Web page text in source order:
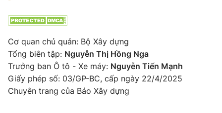
Cơ quan chủ quản: Bộ Xây dựng
Tổng biên tập: Nguyễn Thị Hồng Nga
Trưởng ban Ô tô - Xe máy: Nguyễn Tiến Mạnh
Giấy phép số: 03/GP-BC, cấp ngày 22/4/2025
Chuyên trang của Báo Xây dựng